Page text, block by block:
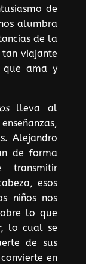
de
alumbra
de la
viajante
ama y
lleva al
Alejandro
de forma
transmitir
esos
niños nos
lo que
lo cual se
de sus
en